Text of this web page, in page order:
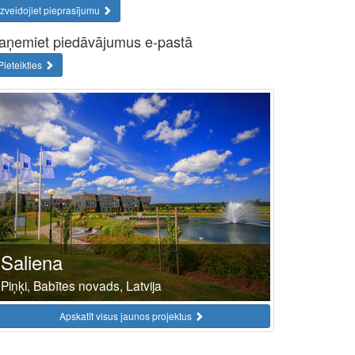
pieprasījumu
piedāvājumus e-pastā
Saliena
Piņķi, Babītes novads, Latvija
Apskatīt visus jaunos projektus